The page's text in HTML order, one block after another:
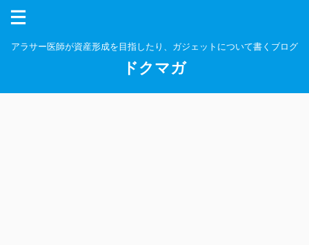
アラサー医師が資産形成を目指したり、ガジェットについて書くブログ
ドクマガ